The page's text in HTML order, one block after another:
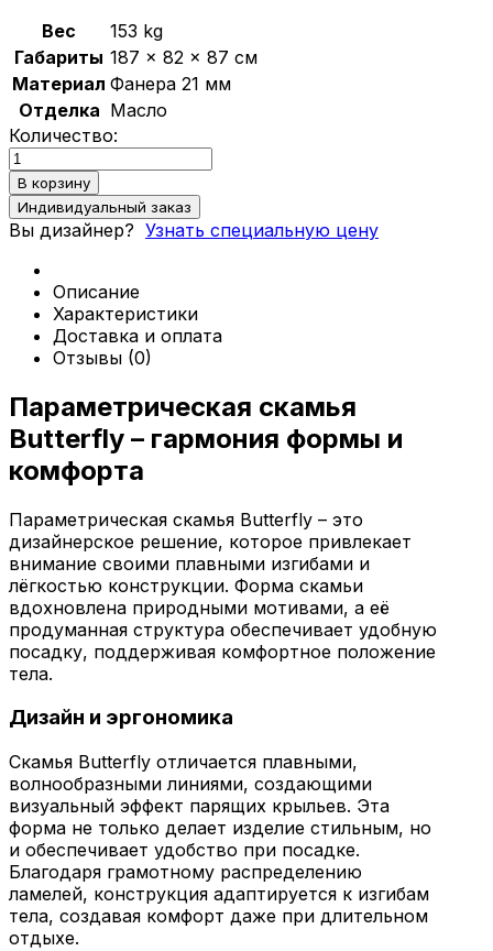
Обзор корзины
В корзине нет товаров.
Вес
153 kg
Габариты 187 × 82 × 87 см
Материал Фанера 21 мм
Отделка Масло
Количество:
Количество
товара
Параметрическая
скамья
Butterfly
В корзину
Индивидуальный заказ
Вы дизайнер? Узнать специальную цену
Описание
Характеристики
Доставка и оплата
Отзывы (0)
Параметрическая скамья
Butterfly – гармония формы и
комфорта
Параметрическая скамья Butterfly – это
дизайнерское решение, которое привлекает
внимание своими плавными изгибами и
лёгкостью конструкции. Форма скамьи
вдохновлена природными мотивами, а её
продуманная структура обеспечивает удобную
посадку, поддерживая комфортное положение
тела.
Дизайн и эргономика
Скамья Butterfly отличается плавными,
волнообразными линиями, создающими
визуальный эффект парящих крыльев. Эта
форма не только делает изделие стильным, но
и обеспечивает удобство при посадке.
Благодаря грамотному распределению
ламелей, конструкция адаптируется к изгибам
тела, создавая комфорт даже при длительном
отдыхе.